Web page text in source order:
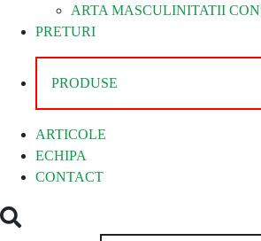
ARTA MASCULINITATII
PRETURI
PRODUSE
ARTICOLE
ECHIPA
CONTACT